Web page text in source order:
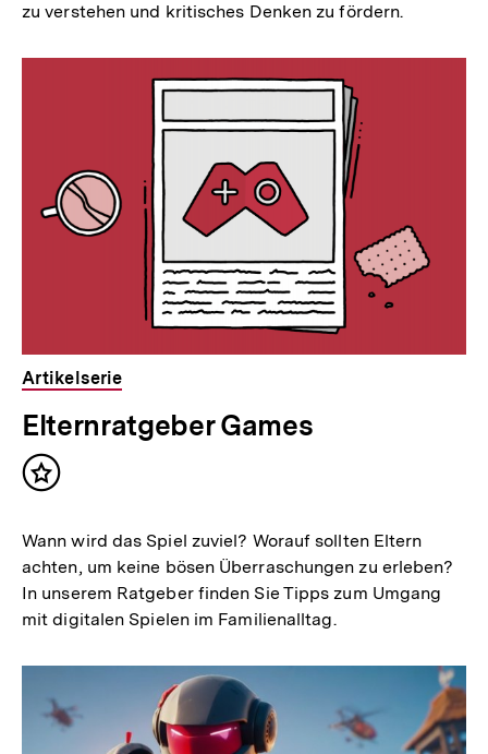
zu verstehen und kritisches Denken zu fördern.
Artikelserie
Elternratgeber Games
Inhalt
Wann wird das Spiel zuviel? Worauf sollten Eltern
achten, um keine bösen Überraschungen zu erleben?
In unserem Ratgeber finden Sie Tipps zum Umgang
mit digitalen Spielen im Familienalltag.